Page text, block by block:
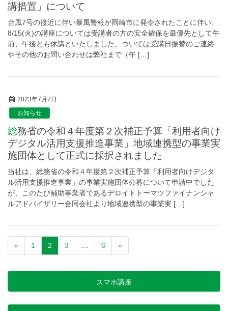
講措置」について
台風7号の接近に伴い暴風警報が岡崎市に発令されたことに伴い、
8/15(火)の講座については受講者の方の安全確保を最優先として午
前、午後とも休講といたしました。ついては受講日振替のご連絡
やその他のお問い合わせは弊社まで（午 […]
2023年7月7日
お知らせ
総務省の令和４年度第２次補正予算「利用者向け
デジタル活用支援推進事業」地域連携型の事業実
施団体として正式に採択されました
当社は、総務省の令和４年度第２次補正予算「利用者向けデジタ
ル活用支援推進事業」の事業実施団体公募について申請中でした
が、このたび補助事業者であるデロイトトーマツファイナンシャ
ルアドバイザリー合同会社より地域連携型の事業実 […]
« 1 2 3 6 »
スマホ講座